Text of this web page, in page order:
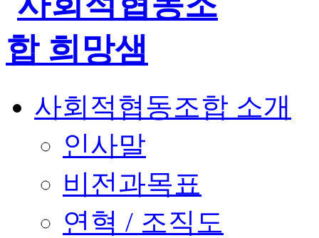
사회적협동조합 소개
인사말
비전과목표
연혁 / 조직도